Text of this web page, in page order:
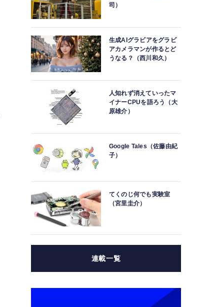
司）
生成AIグラビアをグラビ
アカメラマンが作るとど
うなる？（西川和久）
人知れず消えていったマ
イナーCPUを語ろう（大
原雄介）
Google Tales（佐藤由紀
子）
てくのじ何でも実験室
（宮里圭介）
連載一覧